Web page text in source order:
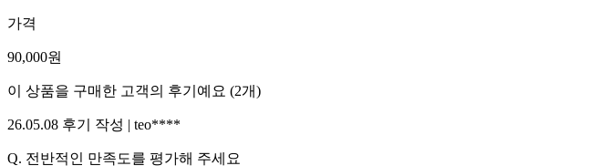
가격
90,000원
이 상품을 구매한 고객의 후기예요 (2개)
26.05.08 후기 작성 | teo****
Q. 전반적인 만족도를 평가해 주세요